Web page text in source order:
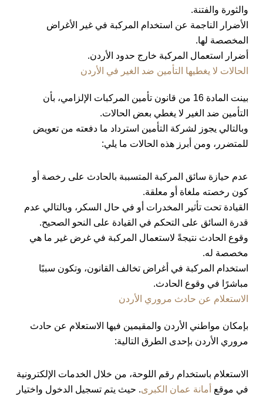
والثورة والفتنة.
الأضرار الناجمة عن استخدام المركبة في غير الأغراض
المخصصة لها.
أضرار استعمال المركبة خارج حدود الأردن.
الحالات لا يغطيها التأمين ضد الغير في الأردن
بينت المادة 16 من قانون تأمين المركبات الإلزامي، بأن
التأمين ضد الغير لا يغطي بعض الحالات.
وبالتالي يجوز لشركة التأمين استرداد ما دفعته من تعويض
للمتضرر، ومن أبرز هذه الحالات ما يلي:
عدم حيازة سائق المركبة المتسببة بالحادث على رخصة أو
كون رخصته ملغاة أو معلقة.
القيادة تحت تأثير المخدرات أو في حال السكر، وبالتالي عدم
قدرة السائق على التحكم في القيادة على النحو الصحيح.
وقوع الحادث نتيجةً لاستعمال المركبة في غرض غير ما هي
مخصصة له.
استخدام المركبة في أغراض تخالف القانون، وتكون سببًا
مباشرًا في وقوع الحادث.
الاستعلام عن حادث مروري الأردن
بإمكان مواطني الأردن والمقيمين فيها الاستعلام عن حادث
مروري الأردن بإحدى الطرق التالية:
الاستعلام باستخدام رقم اللوحة، من خلال الخدمات الإلكترونية
في موقع أمانة عمان الكبرى. حيث يتم تسجيل الدخول واختيار